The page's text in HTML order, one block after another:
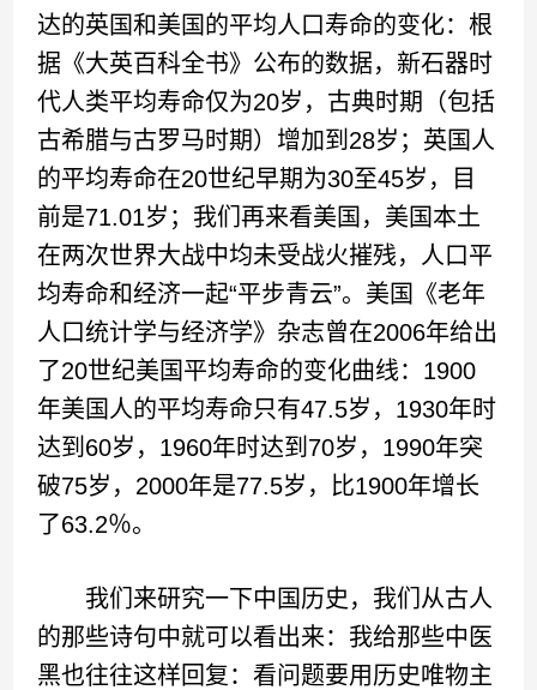
达的英国和美国的平均人口寿命的变化：根
据《大英百科全书》公布的数据，新石器时
代人类平均寿命仅为20岁，古典时期（包括
古希腊与古罗马时期）增加到28岁；英国人
的平均寿命在20世纪早期为30至45岁，目
前是71.01岁；我们再来看美国，美国本土
在两次世界大战中均未受战火摧残，人口平
均寿命和经济一起“平步青云”。美国《老年
人口统计学与经济学》杂志曾在2006年给出
了20世纪美国平均寿命的变化曲线：1900
年美国人的平均寿命只有47.5岁，1930年时
达到60岁，1960年时达到70岁，1990年突
破75岁，2000年是77.5岁，比1900年增长
了63.2％。
我们来研究一下中国历史，我们从古人
的那些诗句中就可以看出来：我给那些中医
黑也往往这样回复：看问题要用历史唯物主